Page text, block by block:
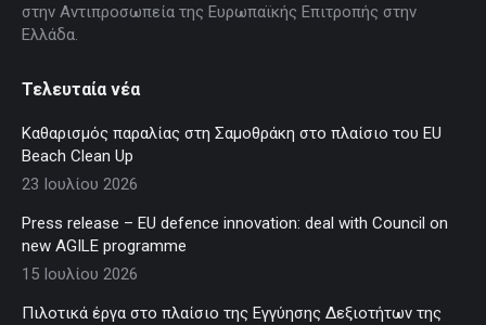
στην Αντιπροσωπεία της Ευρωπαϊκής Επιτροπής στην
Ελλάδα.
Τελευταία νέα
Καθαρισμός παραλίας στη Σαμοθράκη στο πλαίσιο του EU
Beach Clean Up
23 Ιουλίου 2026
Press release – EU defence innovation: deal with Council on
new AGILE programme
15 Ιουλίου 2026
Πιλοτικά έργα στο πλαίσιο της Εγγύησης Δεξιοτήτων της